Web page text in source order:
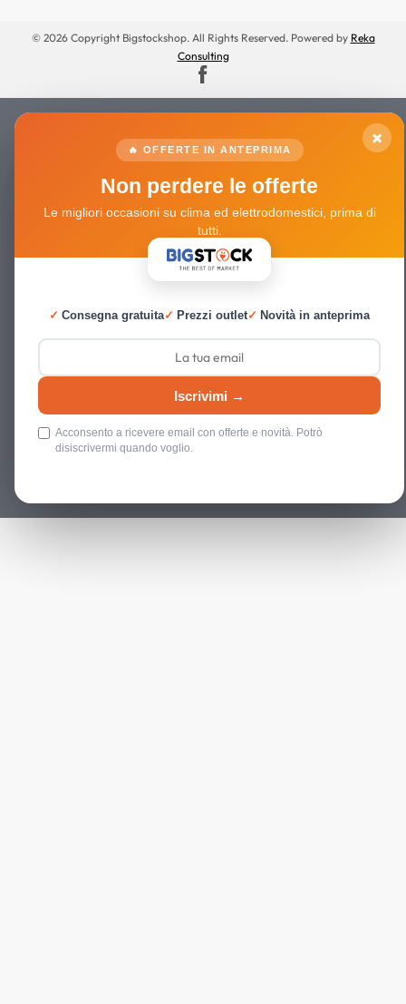
© 2026 Copyright Bigstockshop. All Rights Reserved. Powered by Reka
Consulting
×
🔥 OFFERTE IN ANTEPRIMA
Non perdere le offerte
Le migliori occasioni su clima ed elettrodomestici, prima di
tutti.
✓ Consegna gratuita✓ Prezzi outlet✓ Novità in anteprima
Iscrivimi →
Acconsento a ricevere email con offerte e novità. Potrò
disiscrivermi quando voglio.